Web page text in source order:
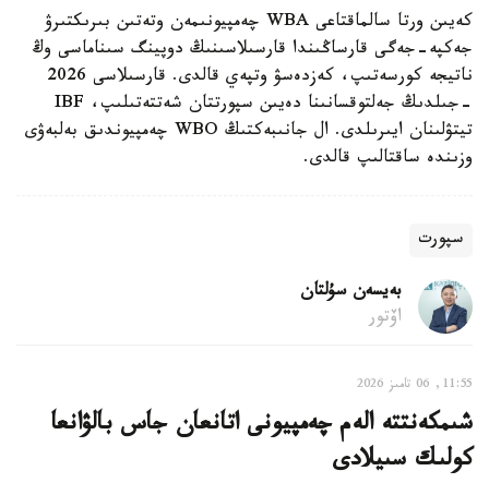
كەيىن ورتا سالماقتاعى WBA چەمپيونىمەن وتەتىن بىرىكتىرۋ
جەكپە-جەگى قارساڭىندا قارسىلاسىنىڭ دوپينگ سىناماسى وڭ
ناتيجە كورسەتىپ، كەزدەسۋ وتپەي قالدى. قارسىلاسى 2026
-جىلدىڭ جەلتوقسانىنا دەيىن سپورتتان شەتتەتىلىپ، IBF
تيتۋلىنان ايىرىلدى. ال جانىبەكتىڭ WBO چەمپيوندىق بەلبەۋى
وزىندە ساقتالىپ قالدى.
سپورت
بەيسەن سۇلتان
اۆتور
11:55, 06 تامىز 2026
شىمكەنتتە الەم چەمپيونى اتانعان جاس بالۋانعا
كولىك سىيلادى